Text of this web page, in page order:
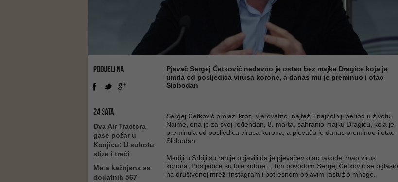
PODIJELI NA
24 SATA
Dva Air Tractora
gase požar u
Konjicu: U subotu
stiže i treći
Meta kažnjena sa
dodatnih 567
Pjevač Sergej Ćetković nedavno je ostao bez majke Dragice koja je
umrla od posljedica virusa korone, a danas mu je preminuo i otac
Slobodan
Sergej Ćetković prolazi kroz, vjerovatno, najteži i najbolniji period u životu.
Naime, ona je za svoj rođendan, 8. marta, sahranio majku Dragicu, koja je
preminula od posljedica virusa korona, a pjevaču je danas preminuo i otac
Slobodan.
Mediji u Srbiji su ranije objavili da je pjevačev otac takođe imao virus
korona. Posljedice su bile kobne... Tim povodom Sergej Ćetković se oglasio
na društvenoj mreži Instagram i potresnom objavim rastužio mnoge.